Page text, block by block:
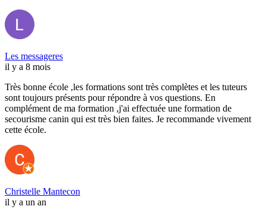
Les messageres
il y a 8 mois
Très bonne école ,les formations sont très complètes et les tuteurs
sont toujours présents pour répondre à vos questions. En
complément de ma formation ,j'ai effectuée une formation de
secourisme canin qui est très bien faites. Je recommande vivement
cette école.
Christelle Mantecon
il y a un an